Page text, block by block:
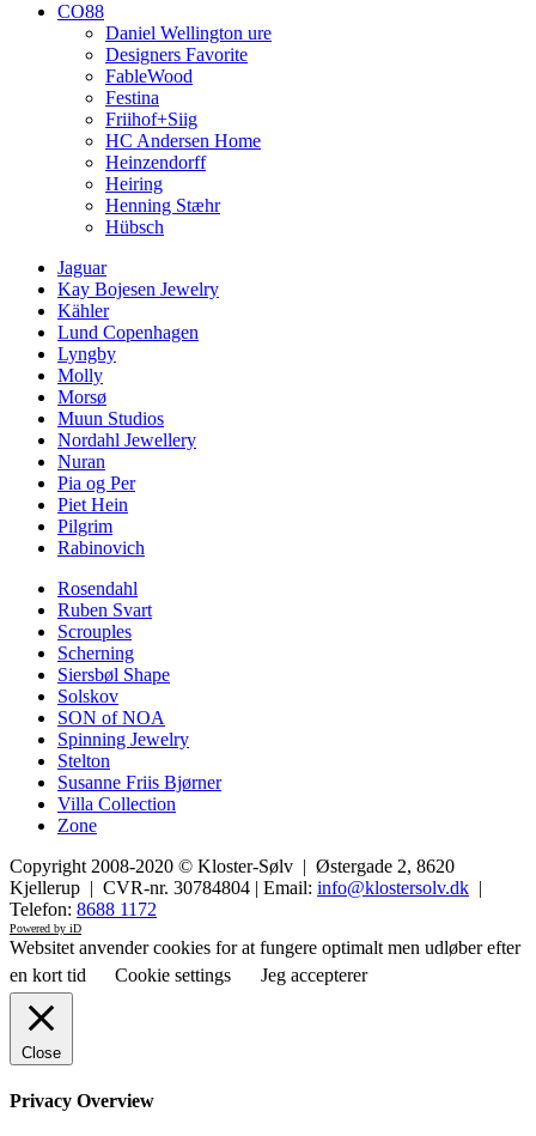
CO88
Daniel Wellington ure
Designers Favorite
FableWood
Festina
Friihof+Siig
HC Andersen Home
Heinzendorff
Heiring
Henning Stæhr
Hübsch
Jaguar
Kay Bojesen Jewelry
Kähler
Lund Copenhagen
Lyngby
Molly
Morsø
Muun Studios
Nordahl Jewellery
Nuran
Pia og Per
Piet Hein
Pilgrim
Rabinovich
Rosendahl
Ruben Svart
Scrouples
Scherning
Siersbøl Shape
Solskov
SON of NOA
Spinning Jewelry
Stelton
Susanne Friis Bjørner
Villa Collection
Zone
Copyright 2008-2020 © Kloster-Sølv | Østergade 2, 8620
Kjellerup | CVR-nr. 30784804 | Email: info@klostersolv.dk |
Telefon: 8688 1172
Powered by iD
Websitet anvender cookies for at fungere optimalt men udløber efter
en kort tid
Cookie settings Jeg accepterer
Close
Privacy Overview